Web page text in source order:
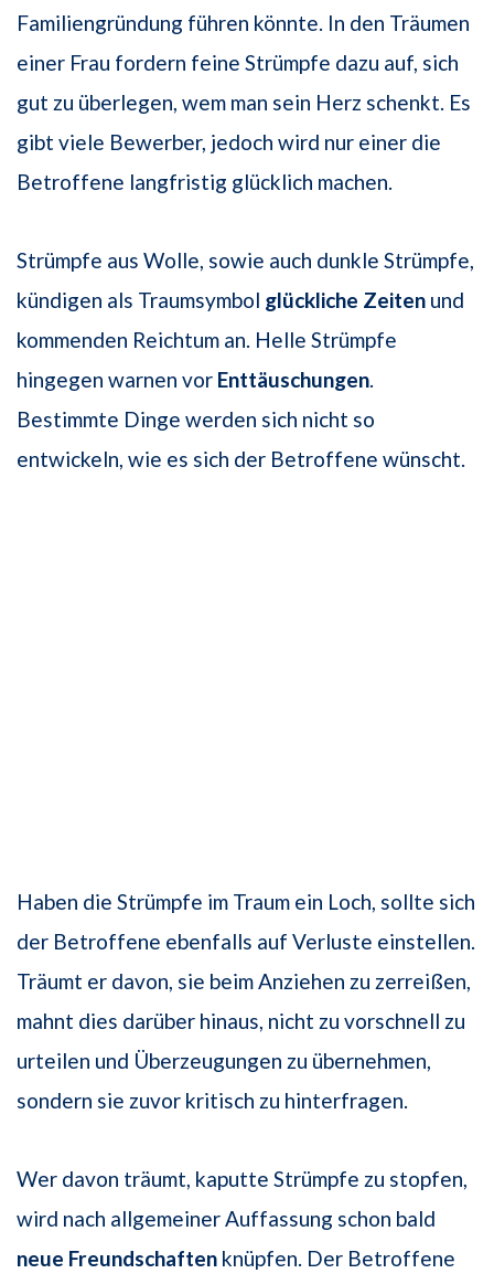
Familiengründung führen könnte. In den Träumen
einer Frau fordern feine Strümpfe dazu auf, sich
gut zu überlegen, wem man sein Herz schenkt. Es
gibt viele Bewerber, jedoch wird nur einer die
Betroffene langfristig glücklich machen.
Strümpfe aus Wolle, sowie auch dunkle Strümpfe,
kündigen als Traumsymbol glückliche Zeiten und
kommenden Reichtum an. Helle Strümpfe
hingegen warnen vor Enttäuschungen.
Bestimmte Dinge werden sich nicht so
entwickeln, wie es sich der Betroffene wünscht.
Haben die Strümpfe im Traum ein Loch, sollte sich
der Betroffene ebenfalls auf Verluste einstellen.
Träumt er davon, sie beim Anziehen zu zerreißen,
mahnt dies darüber hinaus, nicht zu vorschnell zu
urteilen und Überzeugungen zu übernehmen,
sondern sie zuvor kritisch zu hinterfragen.
Wer davon träumt, kaputte Strümpfe zu stopfen,
wird nach allgemeiner Auffassung schon bald
neue Freundschaften knüpfen. Der Betroffene